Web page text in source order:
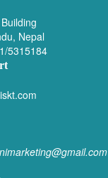
Nepal
5315184